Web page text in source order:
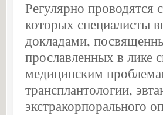
Регулярно проводятся
которых специалисты
докладами,
прославленных в лике
медицинским
трансплантологии,
экстракорпорального